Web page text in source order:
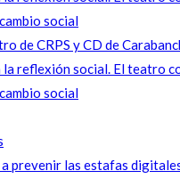
de CRPS y CD de
reflexión social. El teatro
social